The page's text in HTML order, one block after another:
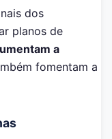
dos
planos de
a
fomentam a